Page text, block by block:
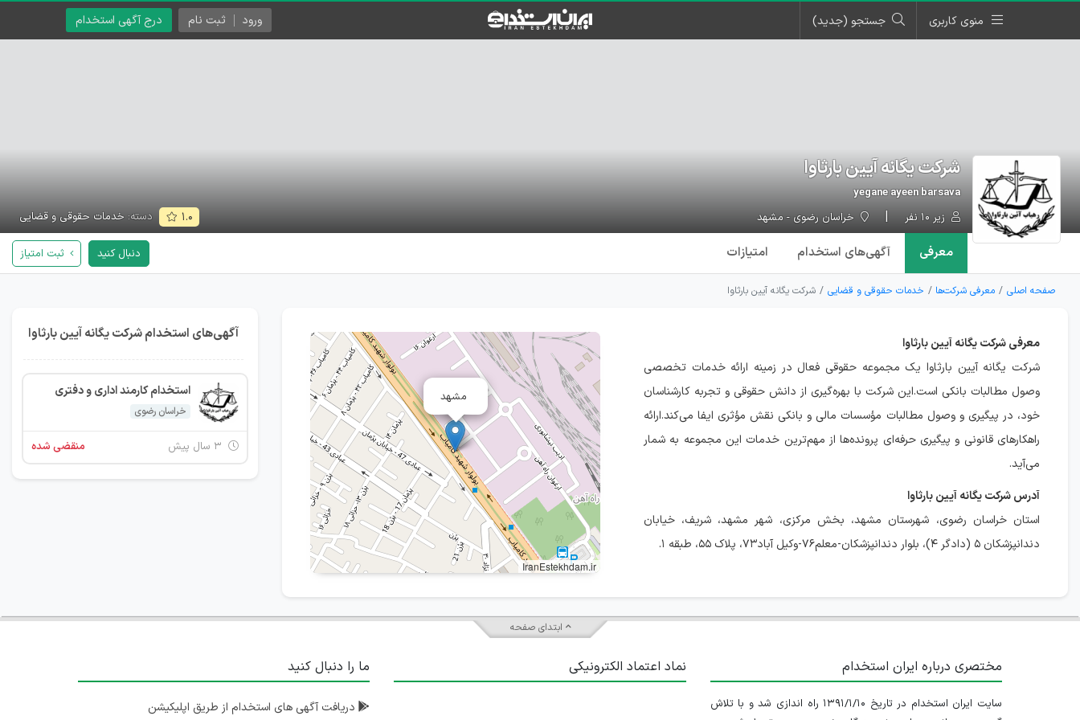
منوی کاربری جستجو (جدید) درج آگهی استخدام ورود ثبت نام
شرکت یگانه آیین بارثاوا
yegane ayeen barsava
زیر ۱۰ نفر
خراسان رضوی - مشهد ۱.۰ دسته: خدمات حقوقی و قضایی
معرفی آگهی‌های استخدام امتیازات دنبال کنید ثبت امتیاز
صفحه اصلی معرفی شرکت‌ها خدمات حقوقی و قضایی شرکت یگانه آیین بارثاوا
معرفی شرکت یگانه آیین بارثاوا
شرکت یگانه آیین بارثاوا یک مجموعه حقوقی فعال در زمینه ارائه خدمات تخصصی
وصول مطالبات بانکی است.این شرکت با بهره‌گیری از دانش حقوقی و تجربه کارشناسان
خود، در پیگیری و وصول مطالبات مؤسسات مالی و بانکی نقش مؤثری ایفا می‌کند.ارائه
راهکارهای قانونی و پیگیری حرفه‌ای پرونده‌ها از مهم‌ترین خدمات این مجموعه به شمار
می‌آید.
آدرس شرکت یگانه آیین بارثاوا
استان خراسان رضوی، شهرستان مشهد، بخش مرکزی، شهر مشهد، شریف، خیابان
دندانپزشکان ۵ (دادگر ۴)، بلوار دندانپزشکان-معلم۷۶-وکیل آباد۷۳، پلاک ۵۵، طبقه ۱.
مشهد
IranEstekhdam.ir
آگهی‌های استخدام شرکت یگانه آیین بارثاوا
استخدام کارمند اداری و دفتری
خراسان رضوی
منقضی شده
ابتدای صفحه
مختصری درباره ایران استخدام
سایت ایران استخدام در تاریخ ۱۳۹۱/۱/۱۰ راه اندازی شد و با تلاش
نماد اعتماد الکترونیکی ما را دنبال کنید
دریافت آگهی های استخدام از طریق اپلیکیشن